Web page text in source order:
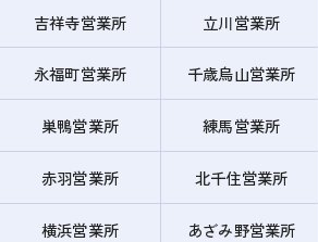
吉祥寺営業所 立川営業所
永福町営業所 千歳烏山営業所
巣鴨営業所 練馬営業所
赤羽営業所 北千住営業所
横浜営業所 あざみ野営業所